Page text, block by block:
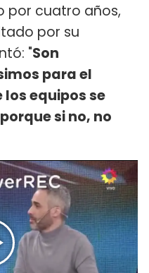
por cuatro años,
por su
"Son
para el
los equipos se
si no, no